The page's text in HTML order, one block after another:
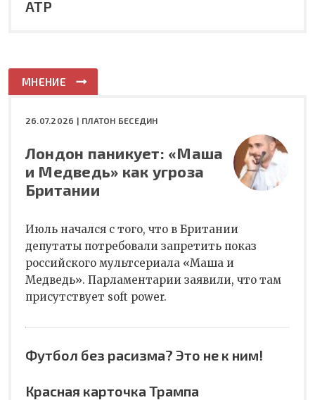
АТР
МНЕНИЕ
26.07.2026 | ПЛАТОН БЕСЕДИН
Лондон паникует: «Маша
и Медведь» как угроза
Британии
Июль начался с того, что в Британии
депутаты потребовали запретить показ
российского мультсериала «Маша и
Медведь». Парламентарии заявили, что там
присутствует soft power.
Футбол без расизма? Это не к ним!
Красная карточка Трампа